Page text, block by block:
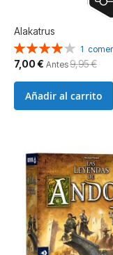
Alakatrus
Valoración:
80%
1
Precio
especial
7,00 € Antes9,95 €
Añadir al carrito